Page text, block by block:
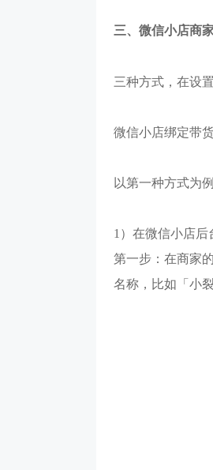
三、微信小店商
三种方式，在设
微信小店绑定带
以第一种方式为
1） 在微信小店后
第一步：在商家
名称，比如「小
良品
客户池，同时通过视频号
1800w+210w+